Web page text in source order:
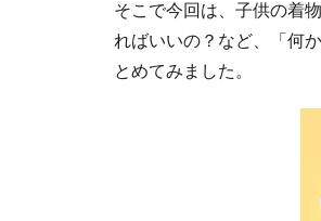
そこで今回は、子供の着
ればいいの？など、「何
とめてみました。